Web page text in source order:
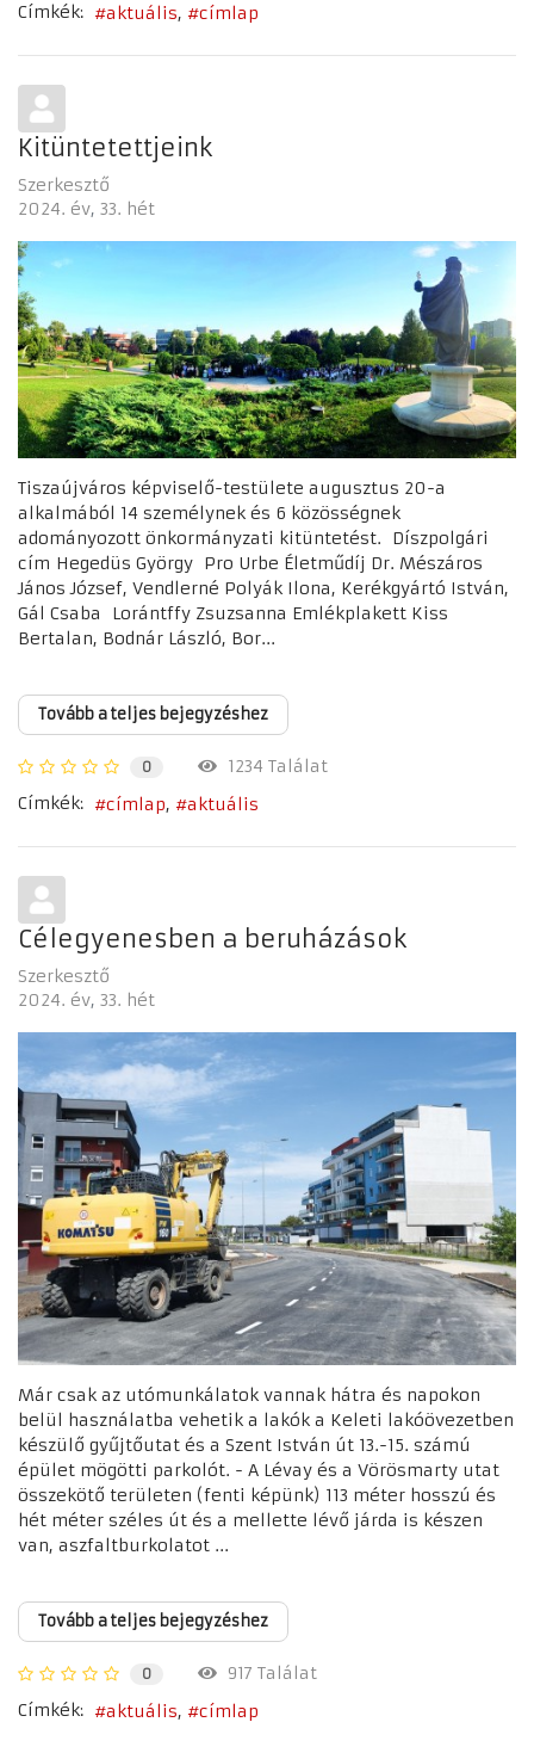
Címkék:
aktuális címlap
Kitüntetettjeink
Szerkesztő
2024. év 33. hét
Tiszaújváros képviselő-testülete augusztus 20-a
alkalmából 14 személynek és 6 közösségnek
adományozott önkormányzati kitüntetést. Díszpolgári
cím Hegedüs György Pro Urbe Életműdíj Dr. Mészáros
János József, Vendlerné Polyák Ilona, Kerékgyártó István,
Gál Csaba Lorántffy Zsuzsanna Emlékplakett Kiss
Bertalan, Bodnár László, Bor...
Tovább a teljes bejegyzéshez
0
1234 Találat
Címkék:
címlap aktuális
Célegyenesben a beruházások
Szerkesztő
2024. év 33. hét
Már csak az utómunkálatok vannak hátra és napokon
belül használatba vehetik a lakók a Keleti lakóövezetben
készülő gyűjtőutat és a Szent István út 13.-15. számú
épület mögötti parkolót. - A Lévay és a Vörösmarty utat
összekötő területen (fenti képünk) 113 méter hosszú és
hét méter széles út és a mellette lévő járda is készen
van, aszfaltburkolatot ...
Tovább a teljes bejegyzéshez
0
917 Találat
Címkék:
aktuális címlap